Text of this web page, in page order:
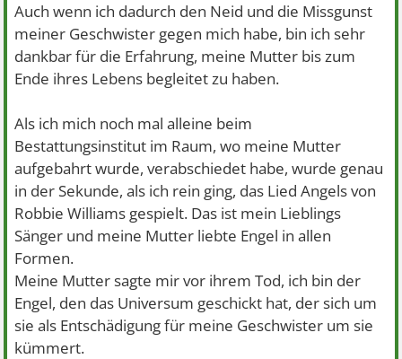
Auch wenn ich dadurch den Neid und die Missgunst
meiner Geschwister gegen mich habe, bin ich sehr
dankbar für die Erfahrung, meine Mutter bis zum
Ende ihres Lebens begleitet zu haben.
Als ich mich noch mal alleine beim
Bestattungsinstitut im Raum, wo meine Mutter
aufgebahrt wurde, verabschiedet habe, wurde genau
in der Sekunde, als ich rein ging, das Lied Angels von
Robbie Williams gespielt. Das ist mein Lieblings
Sänger und meine Mutter liebte Engel in allen
Formen.
Meine Mutter sagte mir vor ihrem Tod, ich bin der
Engel, den das Universum geschickt hat, der sich um
sie als Entschädigung für meine Geschwister um sie
kümmert.